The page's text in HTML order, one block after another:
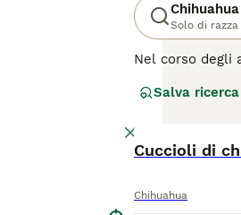
Chihuahua
Solo di razza
Nel corso degli
essere più
andranno
maggior tempo
Salva ricerca
Cuccioli di
Chihuahua